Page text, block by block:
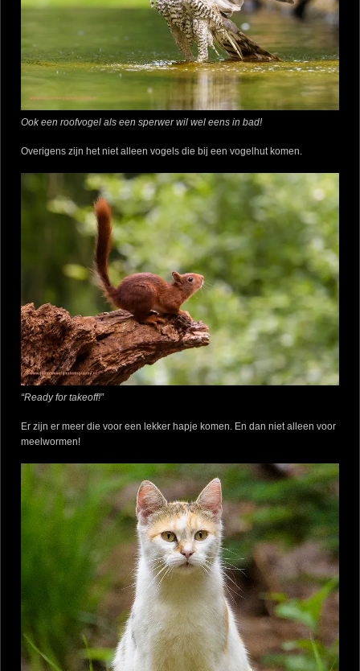
Ook een roofvogel als een sperwer wil wel eens in bad!
Overigens zijn het niet alleen vogels die bij een vogelhut komen.
“Ready for takeoff!”
Er zijn er meer die voor een lekker hapje komen. En dan niet alleen voor
meelwormen!